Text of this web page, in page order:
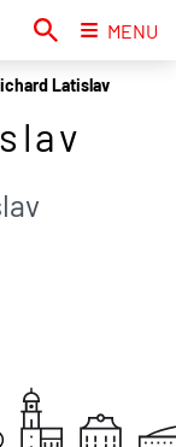
Latislav
MENU